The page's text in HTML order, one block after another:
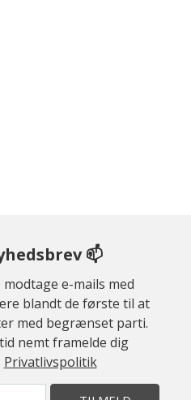
📫
e-mails med
blandt de første til at
med begrænset parti.
nemt framelde dig
Privatlivspolitik